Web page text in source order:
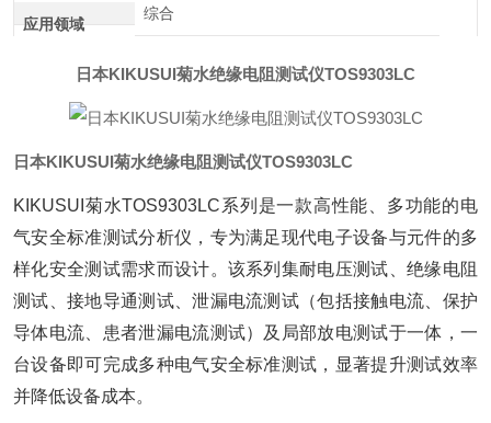
应用领域
综合
日本KIKUSUI菊水绝缘电阻测试仪TOS9303LC
日本KIKUSUI菊水绝缘电阻测试仪TOS9303LC
KIKUSUI菊水TOS9303LC系列是一款高性能、多功能的电
气安全标准测试分析仪，专为满足现代电子设备与元件的多
样化安全测试需求而设计。该系列集耐电压测试、绝缘电阻
测试、接地导通测试、泄漏电流测试（包括接触电流、保护
导体电流、患者泄漏电流测试）及局部放电测试于一体，一
台设备即可完成多种电气安全标准测试，显著提升测试效率
并降低设备成本。